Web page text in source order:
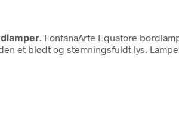
. FontanaArte Equatore
et blødt og stemningsfuldt lys.